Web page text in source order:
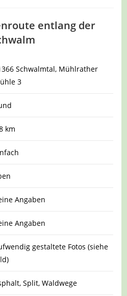
entlang der
Schwalmtal, Mühlrather
3
km
Angaben
Angaben
gestaltete Fotos (siehe
Split, Waldwege